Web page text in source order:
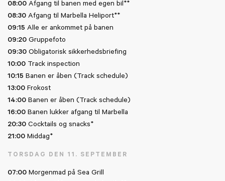
08:00 Afgang til banen med egen bil**
08:30 Afgang til Marbella Heliport**
09:15 Alle er ankommet på banen
09:20 Gruppefoto
09:30 Obligatorisk sikkerhedsbriefing
10:00 Track inspection
10:15 Banen er åben (Track schedule)
13:00 Frokost
14:00 Banen er åben (Track schedule)
16:00 Banen lukker afgang til Marbella
20:30 Cocktails og snacks*
21:00 Middag*
TORSDAG DEN 11. SEPTEMBER
07:00 Morgenmad på Sea Grill